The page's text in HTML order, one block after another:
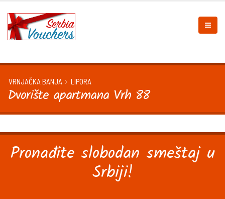
VRNJAČKA BANJA LIPORA
Dvorište apartmana Vrh 88
Pronađite slobodan smeštaj u
Srbiji!